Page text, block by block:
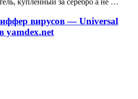
купленный за серебро а не …
вирусов — Universal
yamdex.net